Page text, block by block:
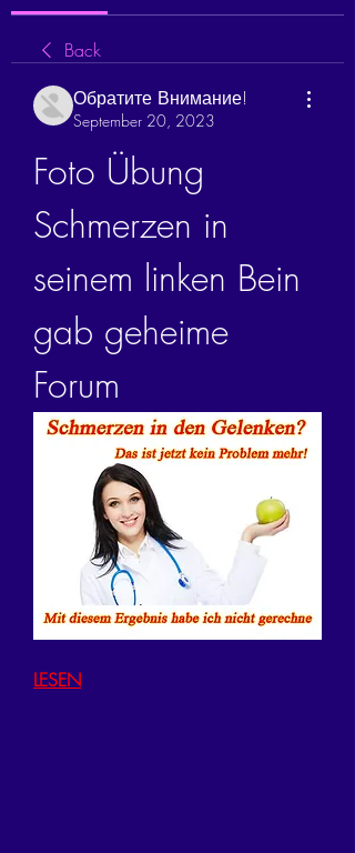
Back
Обратите Внимание!
September 20, 2023
Foto Übung
Schmerzen in
seinem linken Bein
gab geheime
Forum
LESEN